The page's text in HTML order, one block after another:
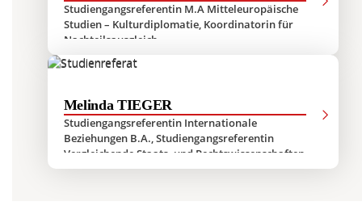
Studiengangsreferentin M.A Mitteleuropäische
Studien – Kulturdiplomatie, Koordinatorin für
Nachteilsausgleich
Melinda TIEGER
Studiengangsreferentin Internationale
Beziehungen B.A., Studiengangsreferentin
Vergleichende Staats- und Rechtswissenschaften
(LL.M.) und Europäische und Internationale